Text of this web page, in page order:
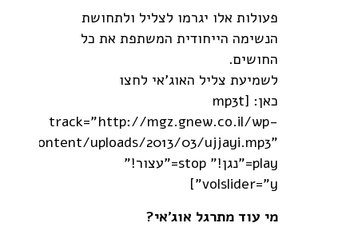
פעולות אלו יגרמו לצליל ולתחושת
הנשימה הייחודית המשתפת את כל
החושים.
לשמיעת צליל האוג'אי לחצו
כאן: [mp3t
track="http://mgz.gnew.co.il/wp-
content/uploads/2013/03/ujjayi.mp3"
play="נגן!" stop="עצור!"
volslider="y"]
מי עוד מתרגל אוג'אי?